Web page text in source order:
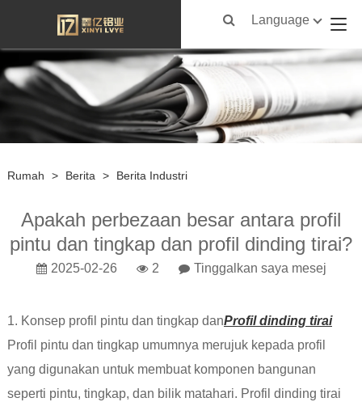
Language
Rumah > Berita > Berita Industri
Apakah perbezaan besar antara profil
pintu dan tingkap dan profil dinding tirai?
2025-02-26 2 Tinggalkan saya mesej
1. Konsep profil pintu dan tingkap danProfil dinding tirai
Profil pintu dan tingkap umumnya merujuk kepada profil
yang digunakan untuk membuat komponen bangunan
seperti pintu, tingkap, dan bilik matahari. Profil dinding tirai